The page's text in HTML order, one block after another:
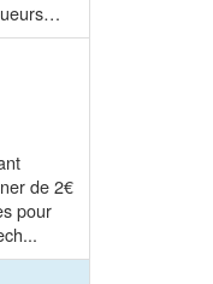
de 2€
pour